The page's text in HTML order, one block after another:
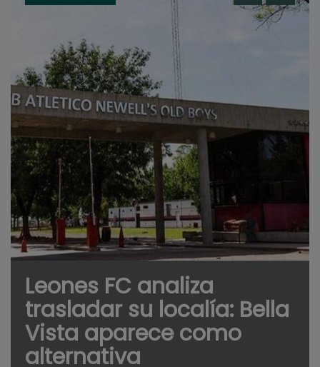
Leones FC analiza
trasladar su localía: Bella
Vista aparece como
alternativa